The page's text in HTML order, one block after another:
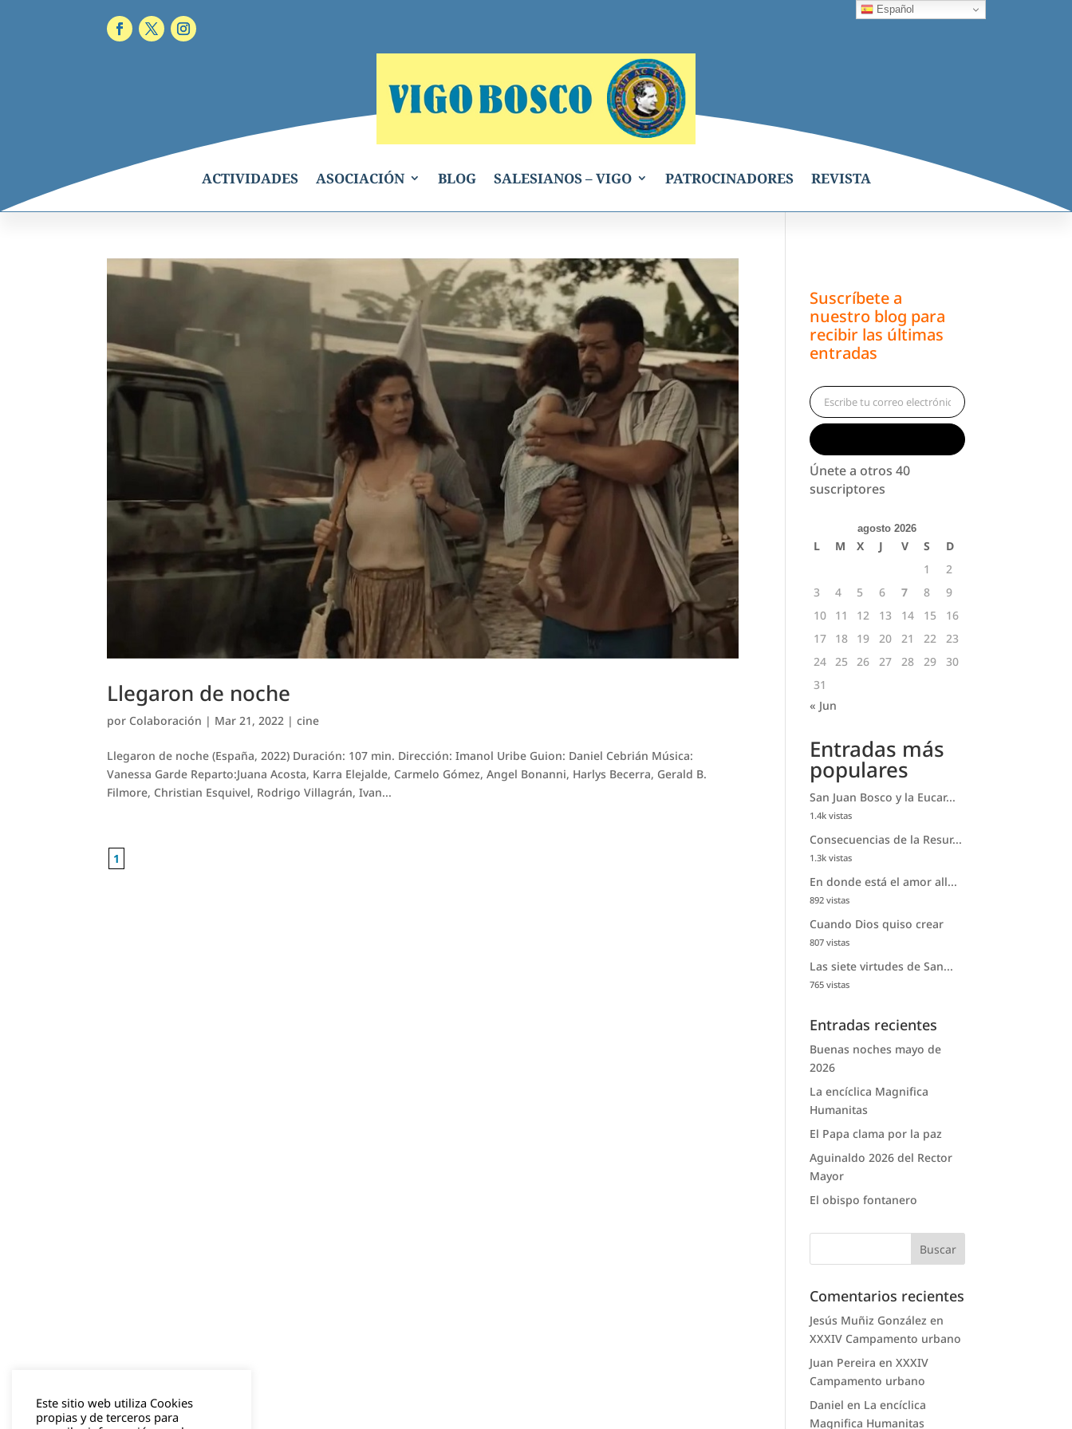
ACTIVIDADES ASOCIACIÓN BLOG SALESIANOS – VIGO PATROCINADORES REVISTA
Llegaron de noche
por Colaboración | Mar 21, 2022 |cine
Llegaron de noche (España, 2022) Duración: 107 min. Dirección: Imanol Uribe Guion: Daniel Cebrián Música:
Vanessa Garde Reparto:Juana Acosta, Karra Elejalde, Carmelo Gómez, Angel Bonanni, Harlys Becerra, Gerald B.
Filmore, Christian Esquivel, Rodrigo Villagrán, Ivan...
1
Suscríbete a
nuestro blog para
recibir las últimas
entradas
Escribe tu correo electrónico…
Únete a otros 40
suscriptores
agosto 2026
L M X J V S
D
1
2
3
4 5 6 7 8
9
10
11 12 13 14 15
16
17
18 19 20 21 22
23
24 25 26 27 28 29
30
31
« Jun
Entradas más
populares
San Juan Bosco y la Eucar...
1.4k vistas
Consecuencias de la Resur...
1.3k vistas
En donde está el amor all...
892 vistas
Cuando Dios quiso crear
807 vistas
Las siete virtudes de San...
765 vistas
Entradas recientes
Buenas noches mayo de
2026
La encíclica Magnifica
Humanitas
El Papa clama por la paz
Aguinaldo 2026 del Rector
Mayor
El obispo fontanero
Comentarios recientes
Jesús Muñiz González en
XXXIV Campamento urbano
Juan Pereira enXXXIV
Campamento urbano
Daniel en La encíclica
Magnifica Humanitas
Este sitio web utiliza Cookies
propias y de terceros para
Español